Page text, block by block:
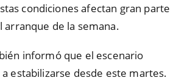
condiciones afectan gran parte
arranque de la semana.
informó que el escenario
estabilizarse desde este martes.